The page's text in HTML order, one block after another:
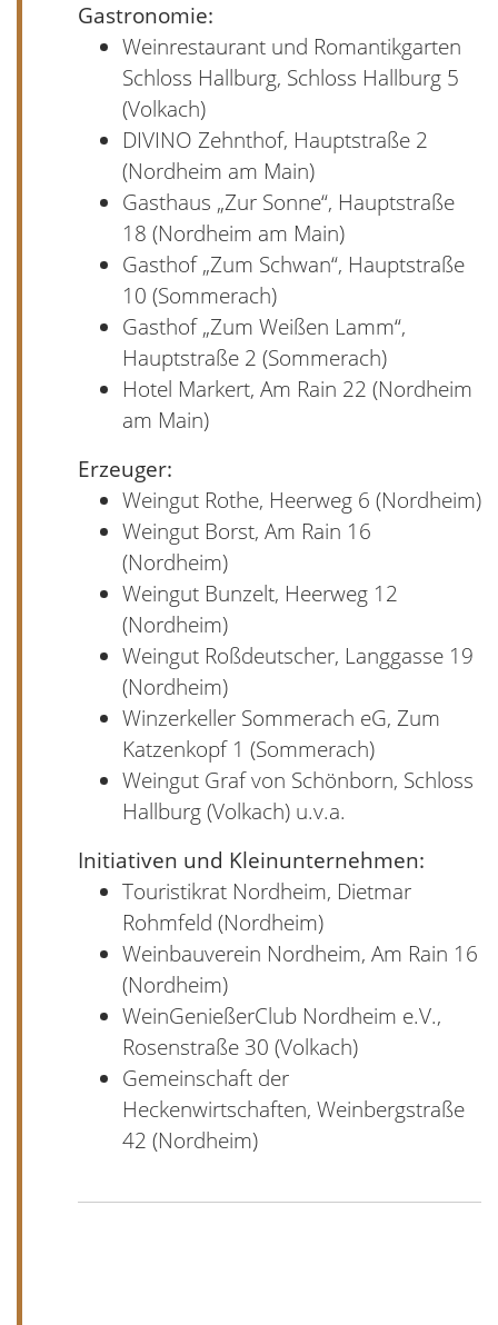
Gastronomie:
Weinrestaurant und Romantikgarten
Schloss Hallburg, Schloss Hallburg 5
(Volkach)
DIVINO Zehnthof, Hauptstraße 2
(Nordheim am Main)
Gasthaus „Zur Sonne“, Hauptstraße
18 (Nordheim am Main)
Gasthof „Zum Schwan“, Hauptstraße
10 (Sommerach)
Gasthof „Zum Weißen Lamm“,
Hauptstraße 2 (Sommerach)
Hotel Markert, Am Rain 22 (Nordheim
am Main)
Erzeuger:
Weingut Rothe, Heerweg 6 (Nordheim)
Weingut Borst, Am Rain 16
(Nordheim)
Weingut Bunzelt, Heerweg 12
(Nordheim)
Weingut Roßdeutscher, Langgasse 19
(Nordheim)
Winzerkeller Sommerach eG, Zum
Katzenkopf 1 (Sommerach)
Weingut Graf von Schönborn, Schloss
Hallburg (Volkach) u.v.a.
Initiativen und Kleinunternehmen:
Touristikrat Nordheim, Dietmar
Rohmfeld (Nordheim)
Weinbauverein Nordheim, Am Rain 16
(Nordheim)
WeinGenießerClub Nordheim e.V.,
Rosenstraße 30 (Volkach)
Gemeinschaft der
Heckenwirtschaften, Weinbergstraße
42 (Nordheim)